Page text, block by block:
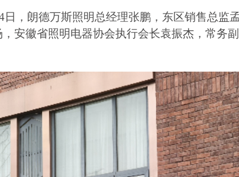
日， 朗德万斯照明总经理张鹏 ， 东区销售总监
安徽省照明电器协会执行会长袁振杰，常务